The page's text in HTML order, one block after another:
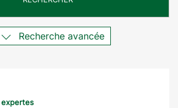
Recherche avancée